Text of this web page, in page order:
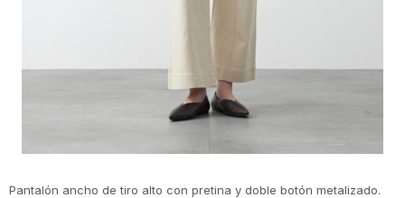
Pantalón ancho de tiro alto con pretina y doble botón metalizado.